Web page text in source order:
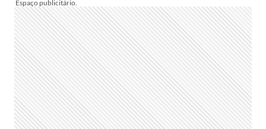
SE
DECLARA
PARA
ZAQUIEL
E
DEIXA
MORDOMO
DE
“PERNAS
BAMBAS”: